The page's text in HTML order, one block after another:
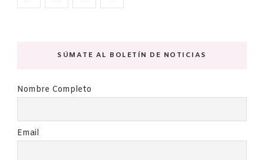
SÚMATE AL BOLETÍN DE NOTICIAS
Nombre Completo
Email